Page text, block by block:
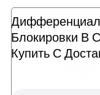
Блокировки В
Купить С